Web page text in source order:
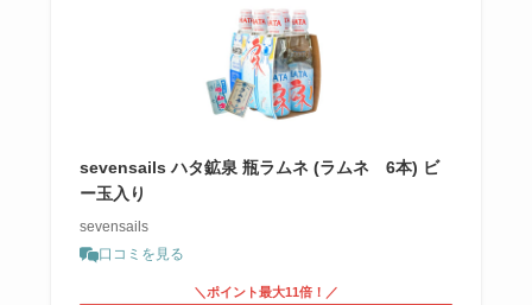
sevensails ハタ鉱泉 瓶ラムネ (ラムネ 6本) ビ
ー玉入り
sevensails
口コミを見る
＼ポイント最大11倍！／